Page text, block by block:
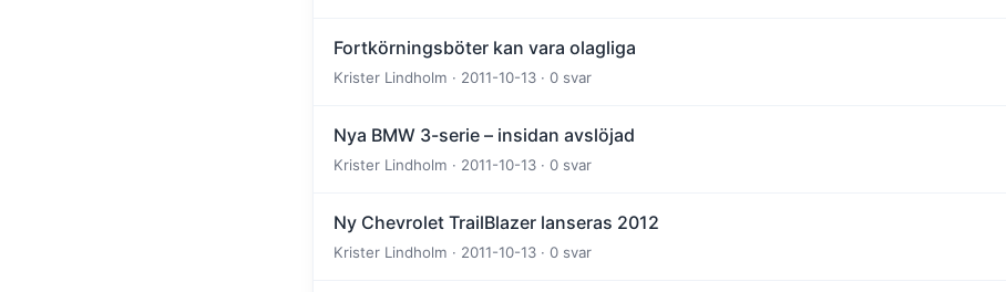
Fortkörningsböter kan vara olagliga
Krister Lindholm · 2011-10-13 · 0 svar
Nya BMW 3-serie – insidan avslöjad
Krister Lindholm · 2011-10-13 · 0 svar
Ny Chevrolet TrailBlazer lanseras 2012
Krister Lindholm · 2011-10-13 · 0 svar